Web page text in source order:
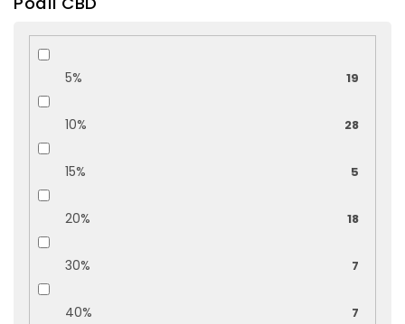
5% 19
10% 28
15% 5
20% 18
30% 7
40% 7